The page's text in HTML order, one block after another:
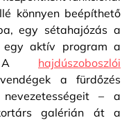
könnyen beépíthető
egy sétahajózás a
egy aktív program a
A hajdúszoboszlói
a fürdőzés
– a
galérián át a